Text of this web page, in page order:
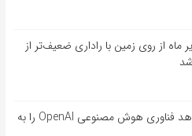
ماه از روی زمین با راداری ضعیف‌تر از
مایکروسافت می‌خواهد فناوری هوش مصنوعی OpenAI را به